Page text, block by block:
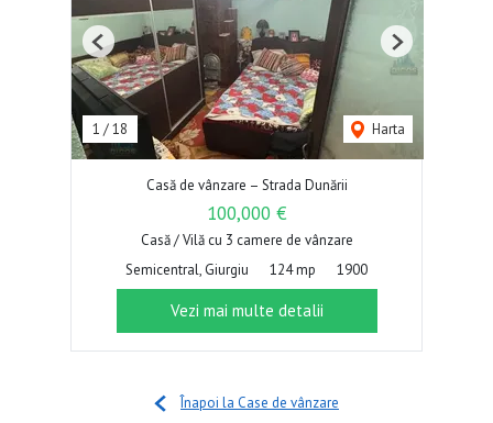
1 /18 Harta
Previous Next
Casă de vânzare – Strada Dunării
100,000 €
Casă / Vilă cu 3 camere de vânzare
Semicentral, Giurgiu
124 mp 1900
Vezi mai multe detalii
Înapoi la Case de vânzare